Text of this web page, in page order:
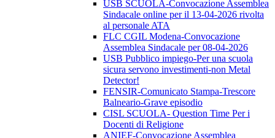
USB SCUOLA-Convocazione Assemblea
Sindacale online per il 13-04-2026 rivolta
al personale ATA
FLC CGIL Modena-Convocazione
Assemblea Sindacale per 08-04-2026
USB Pubblico impiego-Per una scuola
sicura servono investimenti-non Metal
Detector!
FENSIR-Comunicato Stampa-Trescore
Balneario-Grave episodio
CISL SCUOLA- Question Time Per i
Docenti di Religione
ANIEF-Convocazione Assemblea